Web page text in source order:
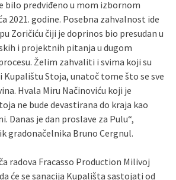
bilo predviđeno u mom izbornom
2021. godine. Posebna zahvalnost ide
Zoričiću čiji je doprinos bio presudan u
i projektnih pitanja u dugom
Želim zahvaliti i svima koji su
Stoja, unatoč tome što se sve
Hvala Miru Načinoviću koji je
ne bude devastirana do kraja kao
Danas je dan proslave za Pulu“,
gradonačelnika Bruno Cergnul.
radova Fracasso Production Milivoj
će se sanacija Kupališta sastojati od